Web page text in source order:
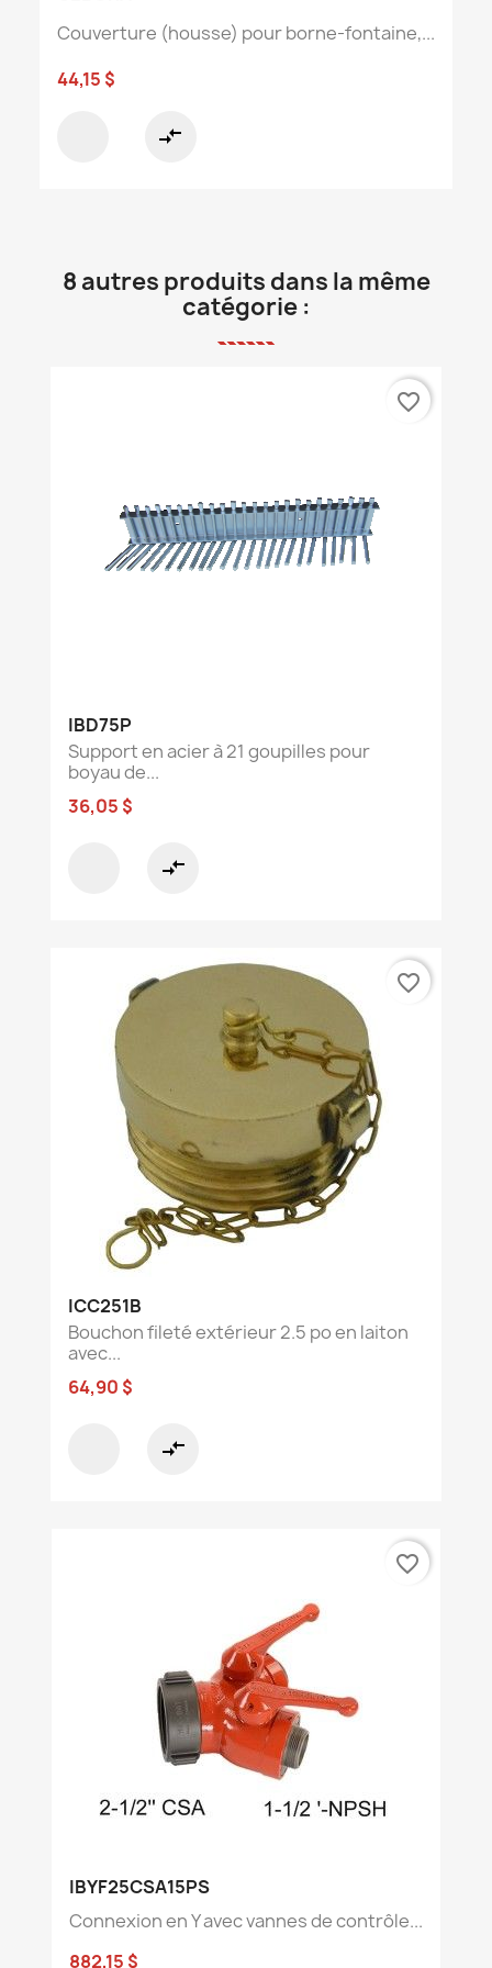
Couverture (housse) pour borne-fontaine,...
44,15 $
compare_arrows
8 autres produits dans la même
catégorie :
IBD75P
Support en acier à 21 goupilles pour
boyau de...
36,05 $
compare_arrows
favorite_border
ICC251B
Bouchon fileté extérieur 2.5 po en laiton
avec...
64,90 $
compare_arrows
favorite_border
IBYF25CSA15PS
Connexion en Y avec vannes de contrôle...
882,15 $
favorite_border